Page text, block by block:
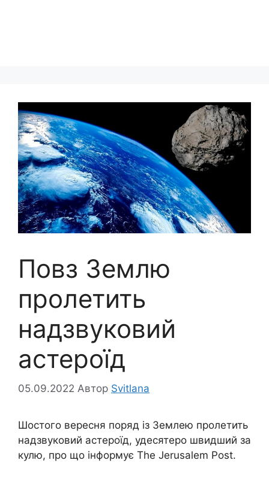
Повз Землю
пролетить
надзвуковий
астероїд
05.09.2022 Автор Svitlana
Шостого вересня поряд із Землею пролетить
надзвуковий астероїд, удесятеро швидший за
кулю, про що інформує The Jerusalem Post.